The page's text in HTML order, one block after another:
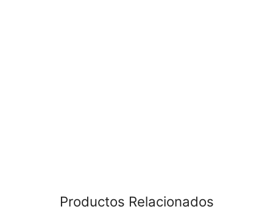
Productos Relacionados